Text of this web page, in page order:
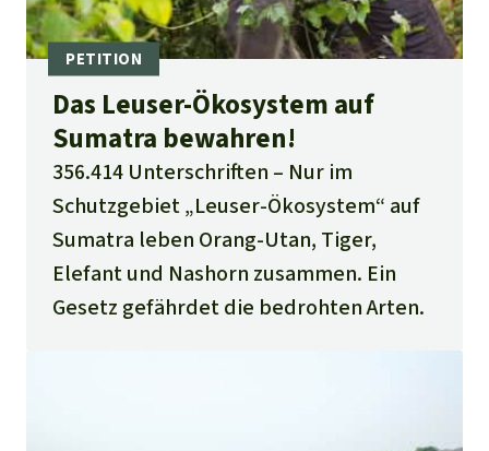
Das Leuser-Ökosystem auf
Sumatra bewahren!
356.414 Unterschriften
Nur im
Schutzgebiet „Leuser-Ökosystem“ auf
Sumatra leben Orang-Utan, Tiger,
Elefant und Nashorn zusammen. Ein
Gesetz gefährdet die bedrohten Arten.